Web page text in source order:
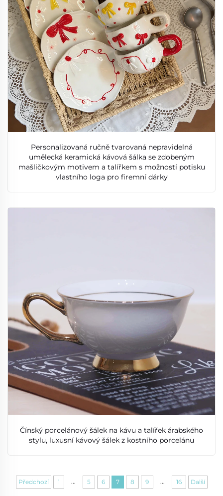
Personalizovaná ručně tvarovaná nepravidelná
umělecká keramická kávová šálka se zdobeným
mašličkovým motivem a talířkem s možností potisku
vlastního loga pro firemní dárky
Čínský porcelánový šálek na kávu a talířek árabského
stylu, luxusní kávový šálek z kostního porcelánu
Předchozí 1 ... 5 6 7 8 9 ... 16 Další